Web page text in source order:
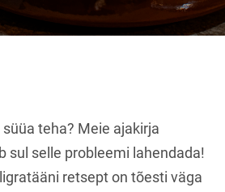
teha? Meie ajakirja
sul selle probleemi lahendada!
retsept on tõesti väga